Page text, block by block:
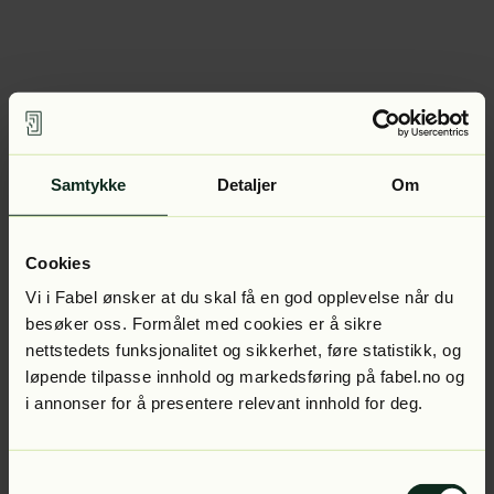
Samtykke Detaljer Om
Cookies
Vi i Fabel ønsker at du skal få en god opplevelse når du
besøker oss. Formålet med cookies er å sikre
nettstedets funksjonalitet og sikkerhet, føre statistikk, og
løpende tilpasse innhold og markedsføring på fabel.no og
i annonser for å presentere relevant innhold for deg.